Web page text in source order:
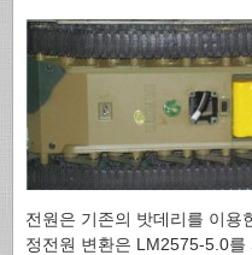
전원은 기존의 밧데리를 이용
정전원 변환은 LM2575-5.0